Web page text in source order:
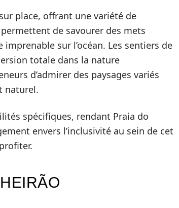
place, offrant une variété de
de savourer des mets
sur l’océan. Les sentiers de
totale dans la nature
d’admirer des paysages variés
naturel.
spécifiques, rendant Praia do
envers l’inclusivité au sein de cet